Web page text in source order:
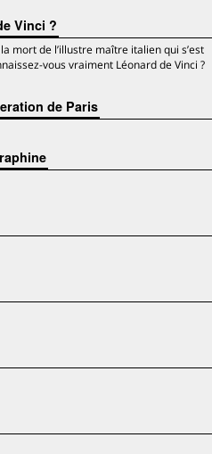
Vinci ?
mort de l’illustre maître italien qui s’est
vous vraiment Léonard de Vinci ?
de Paris